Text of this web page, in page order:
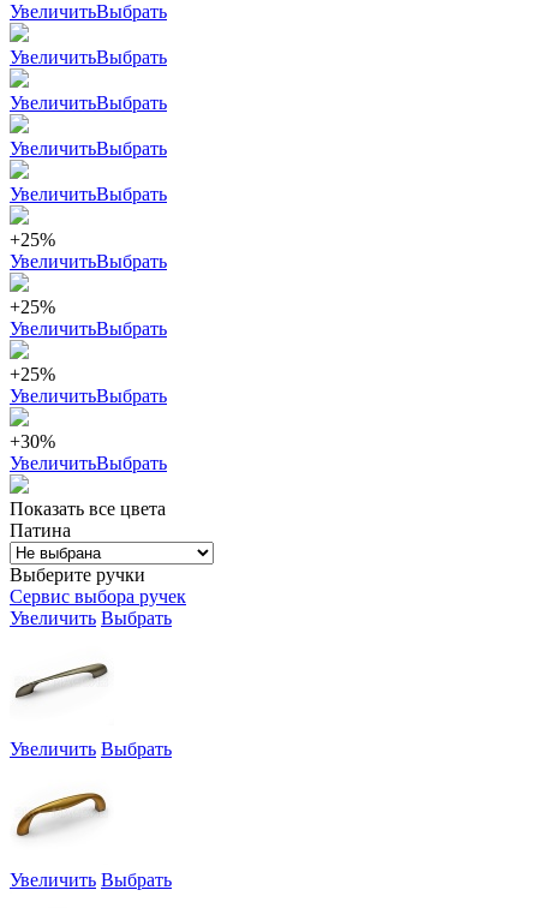
УвеличитьВыбрать
УвеличитьВыбрать
УвеличитьВыбрать
УвеличитьВыбрать
УвеличитьВыбрать
+25%
УвеличитьВыбрать
+25%
УвеличитьВыбрать
+25%
УвеличитьВыбрать
+30%
УвеличитьВыбрать
Показать все цвета
Патина
Выберите ручки
Сервис выбора ручек
Увеличить Выбрать
Увеличить Выбрать
Увеличить Выбрать